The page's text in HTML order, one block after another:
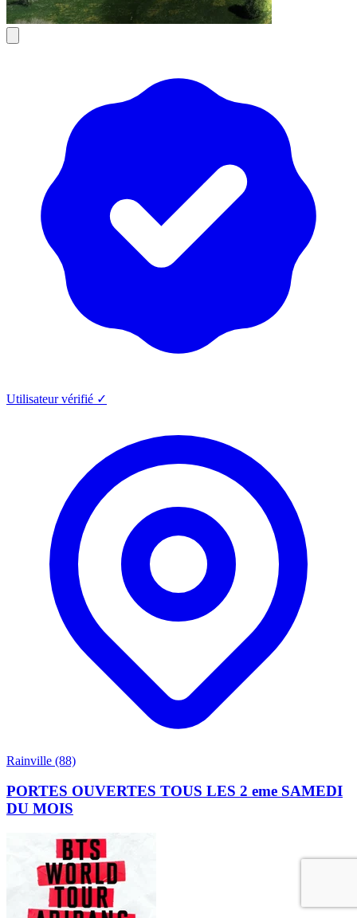
Utilisateur vérifié ✓
Rainville (88)
PORTES OUVERTES TOUS LES 2 eme SAMEDI
DU MOIS